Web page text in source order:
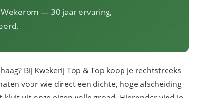
— 30 jaar ervaring,
Bij Kwekerij Top & Top koop je rechtstreeks
voor wie direct een dichte, hoge afscheiding